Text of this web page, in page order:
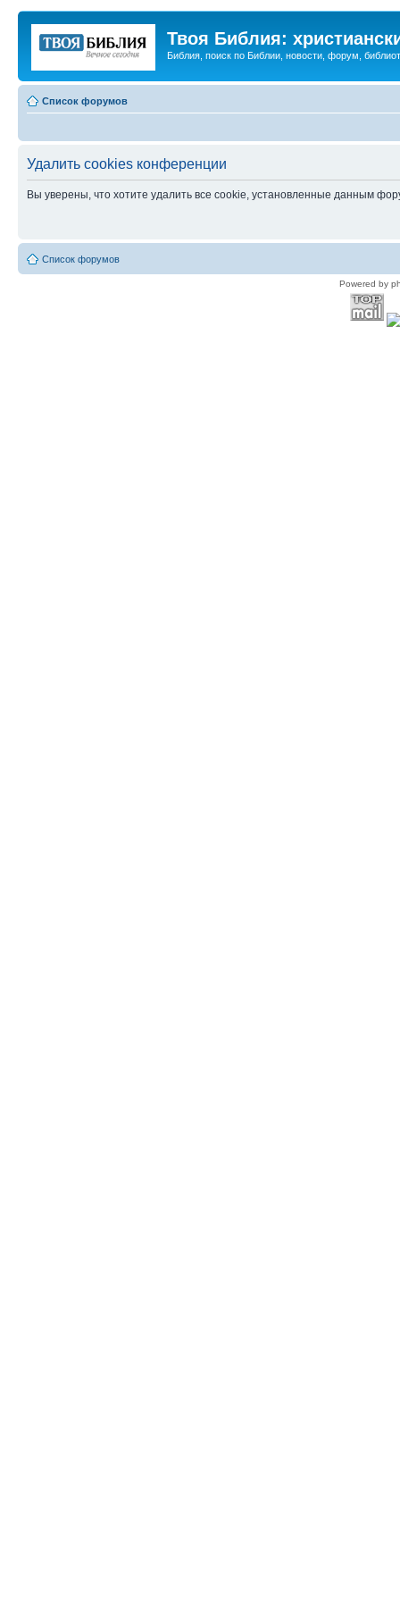
Твоя Библия:
Библия, поиск по Библии, новости, форум,
Список форумов
Удалить cookies конференции
Вы уверены, что хотите удалить все cookie, установленные данным
Список форумов
Powered by